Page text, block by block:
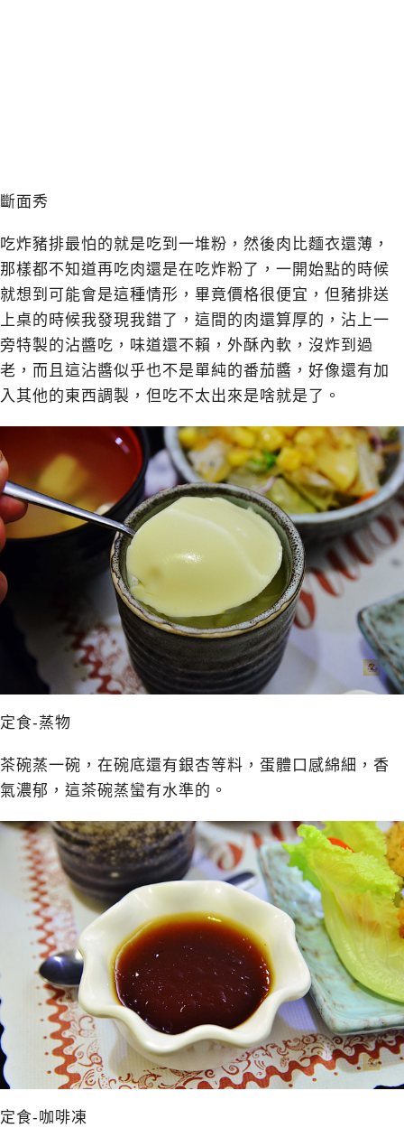
斷面秀
吃炸豬排最怕的就是吃到一堆粉，然後肉比麵衣還薄，
那樣都不知道再吃肉還是在吃炸粉了，一開始點的時候
就想到可能會是這種情形，畢竟價格很便宜，但豬排送
上桌的時候我發現我錯了，這間的肉還算厚的，沾上一
旁特製的沾醬吃，味道還不賴，外酥內軟，沒炸到過
老，而且這沾醬似乎也不是單純的番茄醬，好像還有加
入其他的東西調製，但吃不太出來是啥就是了。
定食-蒸物
茶碗蒸一碗，在碗底還有銀杏等料，蛋體口感綿細，香
氣濃郁，這茶碗蒸蠻有水準的。
定食-咖啡凍